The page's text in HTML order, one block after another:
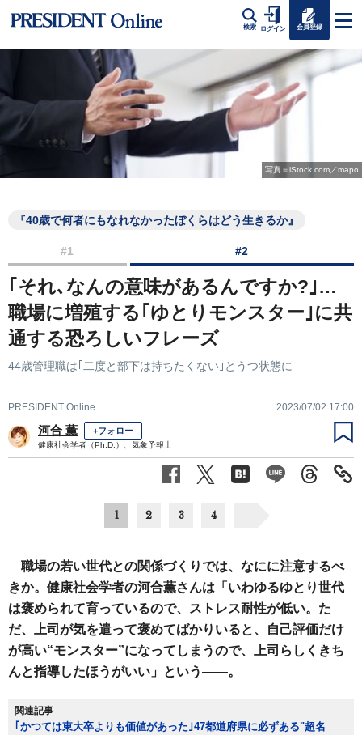
検索 ログイン 会員登録
写真＝iStock.com／mapo
『40歳で何者にもなれなかったぼくらはどう生きるか』
#1 #2
｢それ､なんの意味があるんですか?｣…
職場に増殖する｢ゆとりモンスター｣に共
通する恐ろしいフレーズ
44歳管理職は｢二度と部下は持ちたくない｣とうつ状態に
PRESIDENT Online 2023/07/02 17:00
河合 薫 +フォロー
健康社会学者（Ph.D.）、気象予報士
1 2 3 4
職場の若い世代との関係づくりでは、なにに注意するべ
きか。健康社会学者の河合薫さんは「いわゆるゆとり世代
は褒められて育っているので、ストレス耐性が低い。た
だ、上司が気を遣って褒めてばかりいると、自己評価だけ
が高い“モンスター”になってしまうので、上司らしくきち
んと指導したほうがいい」という――。
関連記事
｢かつては東大卒よりも価値があった｣47都道府県に必ずある"超名